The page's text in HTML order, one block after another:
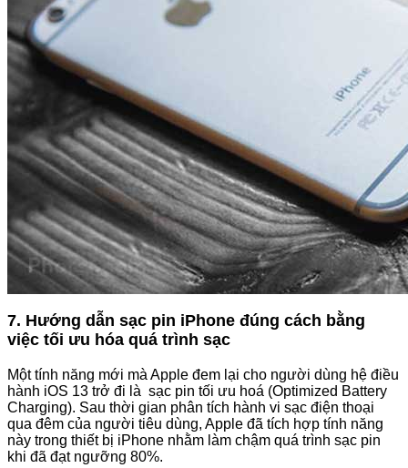
7. Hướng dẫn sạc pin iPhone đúng cách bằng
việc tối ưu hóa quá trình sạc
Một tính năng mới mà Apple đem lại cho người dùng hệ điều
hành iOS 13 trở đi là sạc pin tối ưu hoá (Optimized Battery
Charging). Sau thời gian phân tích hành vi sạc điện thoại
qua đêm của người tiêu dùng, Apple đã tích hợp tính năng
này trong thiết bị iPhone nhằm làm chậm quá trình sạc pin
khi đã đạt ngưỡng 80%.